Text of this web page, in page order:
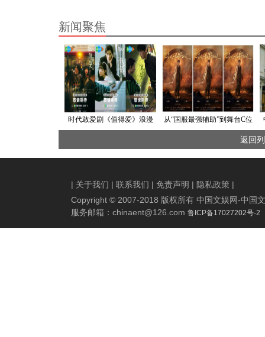
新闻聚焦
时代敢爱剧《值得爱》浪漫
情热烈启程
从“国服最强辅助”到舞台C位
王赫野出道首次个人演唱会
即将开唱！
返回
| 关于我们 | 联系我们 | 免责声明 | 隐私政策 |
Copyright © 2007-2018 版权所有 中国文娱网-中国
服务邮箱： chinaent@126.com 鲁ICP备17027202号-2